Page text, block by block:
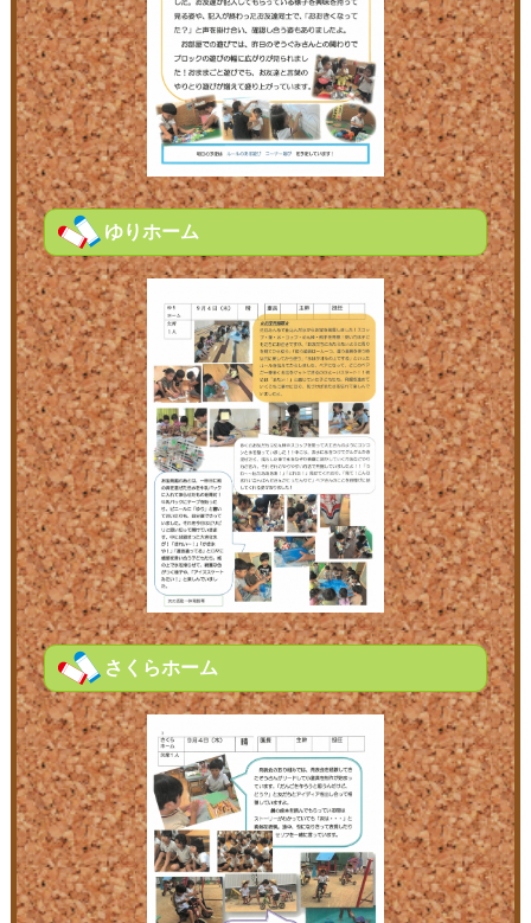
ゆりホーム
さくらホーム